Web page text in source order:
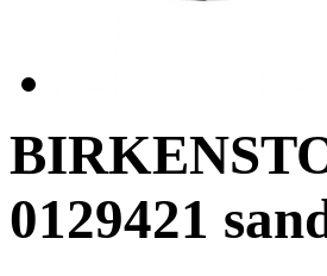
0129421